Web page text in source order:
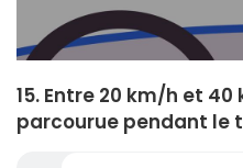
15. Entre 20 km/h et
parcourue pendant le